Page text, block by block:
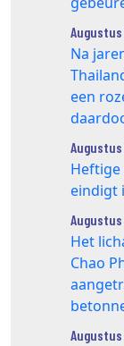
Augustus
Na
een
Augustus
eindigt
Augustus
Het
Chao
Augustus